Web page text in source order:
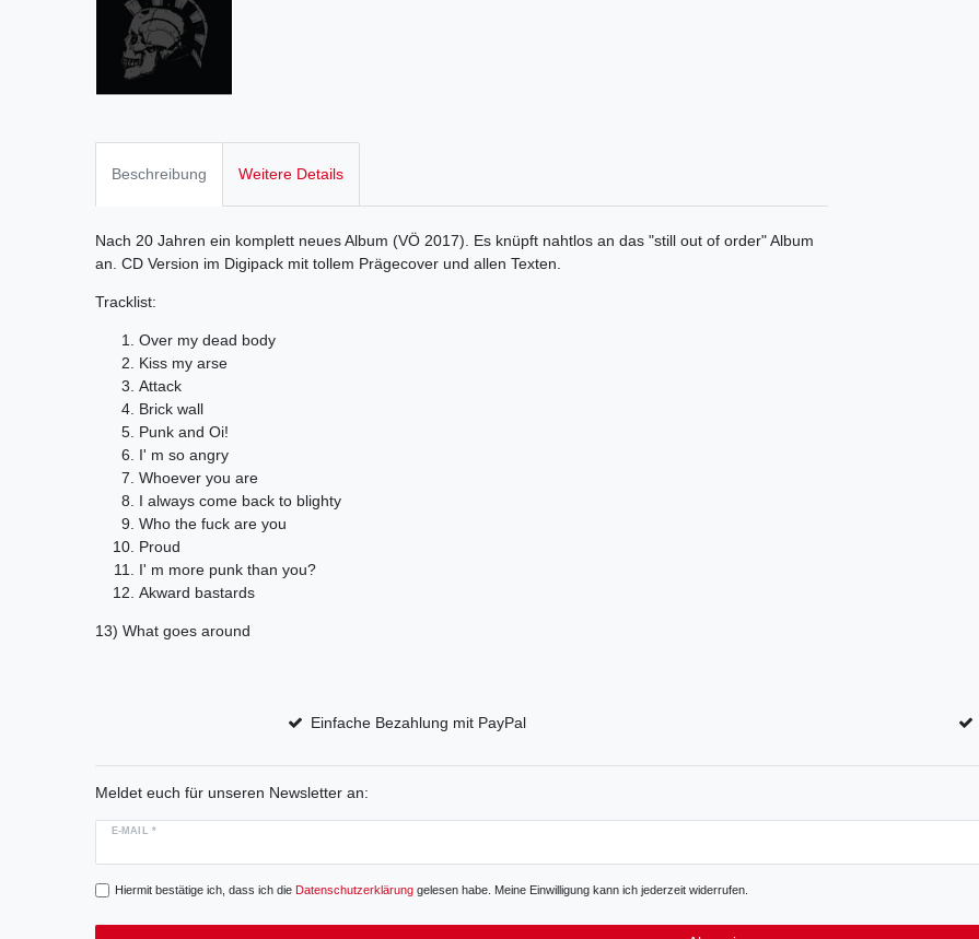
Beschreibung Weitere Details
Nach 20 Jahren ein komplett neues Album (VÖ 2017). Es knüpft nahtlos an das "still out of order" Album
an. CD Version im Digipack mit tollem Prägecover und allen Texten.
Tracklist:
Over my dead body
Kiss my arse
Attack
Brick wall
Punk and Oi!
I' m so angry
Whoever you are
I always come back to blighty
Who the fuck are you
Proud
I' m more punk than you?
Akward bastards
13) What goes around
Einfache Bezahlung mit PayPal
Meldet euch für unseren Newsletter an:
E-MAIL *
Hiermit bestätige ich, dass ich die Daten­schutz­erklärunggelesen habe. Meine Einwilligung kann ich jederzeit widerrufen.